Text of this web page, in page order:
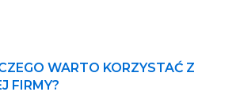
WARTO KORZYSTAĆ Z
FIRMY?